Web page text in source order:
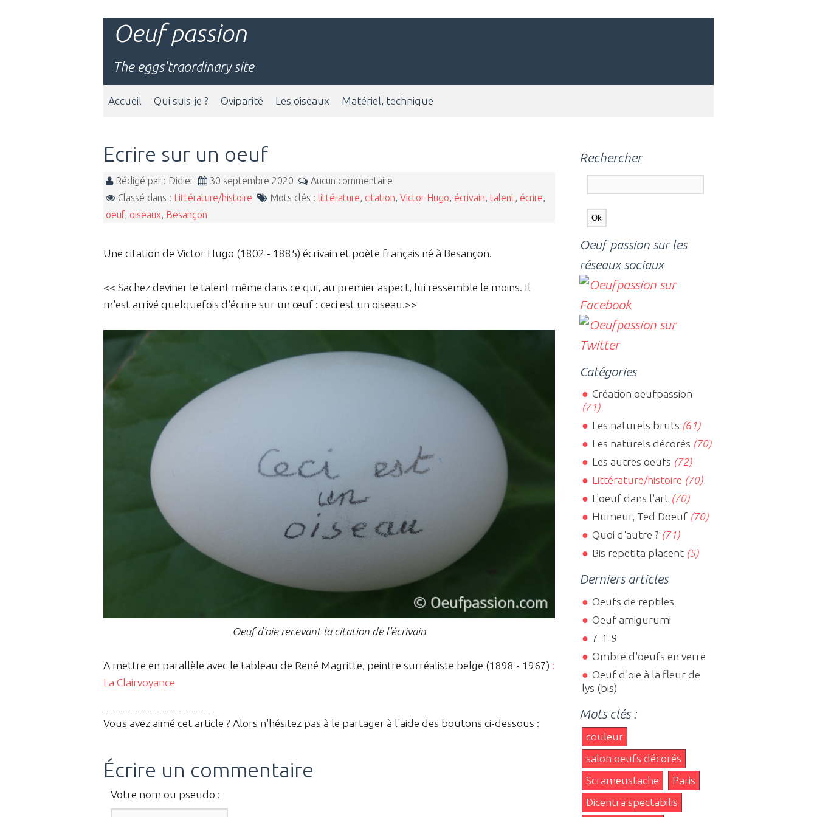
Oeuf passion
The eggs'traordinary site
Accueil Qui suis-je ? Oviparité Les oiseaux Matériel, technique
Ecrire sur un oeuf
Rédigé par : Didier 30 septembre 2020
Aucun commentaire
Classé dans : Littérature/histoire Mots clés : littérature citation Victor Hugo écrivain talent écrire
oeuf, oiseaux Besançon
Une citation de Victor Hugo (1802 - 1885) écrivain et poète français né à Besançon.
<< Sachez deviner le talent même dans ce qui, au premier aspect, lui ressemble le moins. Il
m'est arrivé quelquefois d'écrire sur un œuf : ceci est un oiseau.>>
Oeuf d'oie recevant la citation de l'écrivain
A mettre en parallèle avec le tableau de René Magritte, peintre surréaliste belge (1898 - 1967) :
La Clairvoyance
------------------------------
Vous avez aimé cet article ? Alors n'hésitez pas à le partager à l'aide des boutons ci-dessous :
Écrire un commentaire
Votre nom ou pseudo :
Rechercher
Oeuf passion sur les
réseaux sociaux
Catégories
Création oeufpassion
(71)
Les naturels bruts (61)
Les naturels décorés (70)
Les autres oeufs (72)
Littérature/histoire (70)
L'oeuf dans l'art(70)
Humeur, Ted Doeuf(70)
Quoi d'autre ? (71)
Bis repetita placent(5)
Derniers articles
Oeufs de reptiles
Oeuf amigurumi
7-1-9
Ombre d'oeufs en verre
Oeuf d'oie à la fleur de
lys (bis)
Mots clés :
couleur
salon oeufs décorés
Scrameustache
Paris
Dicentra spectabilis